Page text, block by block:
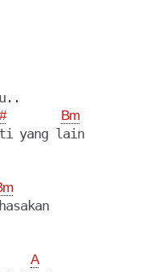
Bm
yang lain
A